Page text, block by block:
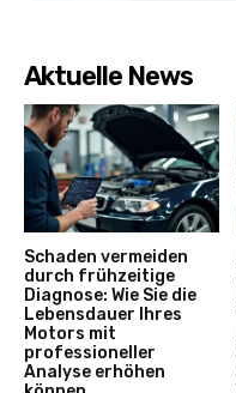
Aktuelle News
Schaden vermeiden
durch frühzeitige
Diagnose: Wie Sie die
Lebensdauer Ihres
Motors mit
professioneller
Analyse erhöhen